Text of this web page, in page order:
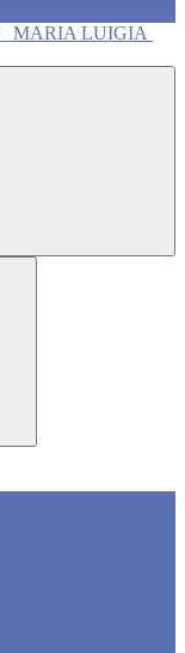
MARIA LUIGIA